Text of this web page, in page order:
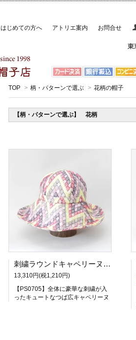
はじめての方へ アトリエ案内 お問合せ
TOP > 柄・パターンで選ぶ > 花柄の帽子
【柄・パターンで選ぶ】 花柄
刺繍ラウンドキャペリーヌ。細かな刺繍が全体に入ったスィートなキャペリンハット（女優帽）【PS0705】【レビューを書いて送料無料】
13,310円(税1,210円)
【PS0705】全体に豪華な刺繍が入
ったキュートなつば広キャペリーヌ